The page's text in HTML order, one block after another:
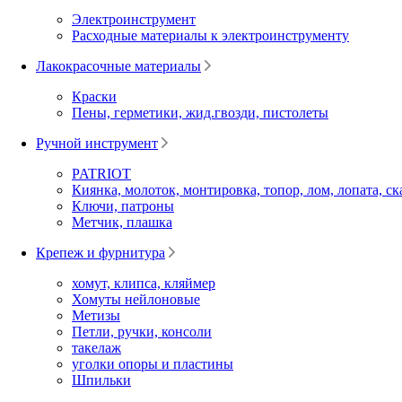
Электроинструмент
Расходные материалы к электроинструменту
Лакокрасочные материалы
Краски
Пены, герметики, жид.гвозди, пистолеты
Ручной инструмент
PATRIOT
Киянка, молоток, монтировка, топор, лом, лопата,
Ключи, патроны
Метчик, плашка
Крепеж и фурнитура
хомут, клипса, кляймер
Хомуты нейлоновые
Метизы
Петли, ручки, консоли
такелаж
уголки опоры и пластины
Шпильки